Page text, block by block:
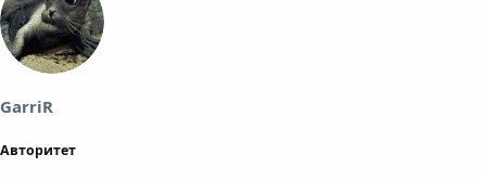
GarriR
Авторитет